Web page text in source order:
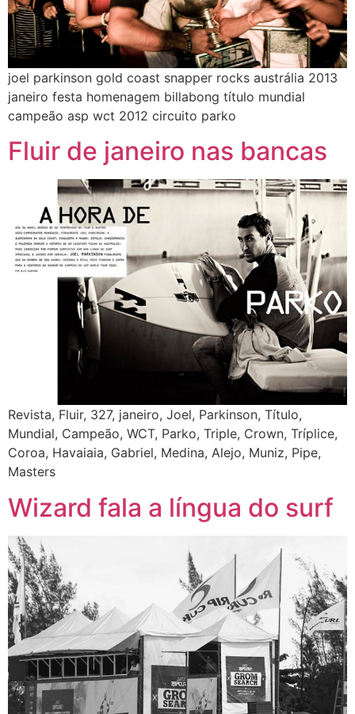
joel parkinson gold coast snapper rocks austrália 2013
janeiro festa homenagem billabong título mundial
campeão asp wct 2012 circuito parko
Fluir de janeiro nas bancas
Revista, Fluir, 327, janeiro, Joel, Parkinson, Título,
Mundial, Campeão, WCT, Parko, Triple, Crown, Tríplice,
Coroa, Havaiaia, Gabriel, Medina, Alejo, Muniz, Pipe,
Masters
Wizard fala a língua do surf